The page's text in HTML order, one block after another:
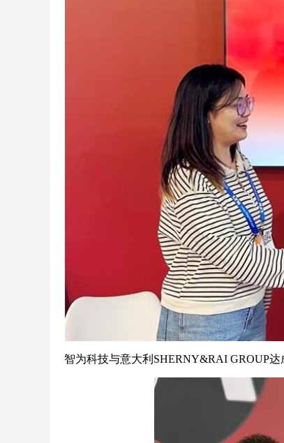
智为科技与意大利SHERNY&RAI GROUP